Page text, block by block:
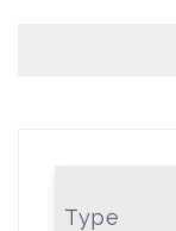
Type